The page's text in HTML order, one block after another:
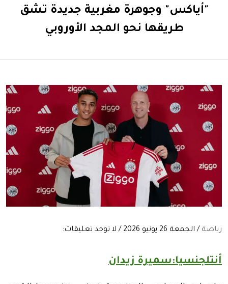
"أياكس" وجوهرة مغربية جديدة تشق
طريقها نحو المجد الأوروبي
رياضة / الجمعة 26 يونيو 2026 / لا توجد تعليقات:
أنتلجنسيا:سميرة زيدان